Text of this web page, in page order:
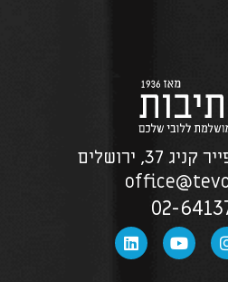
37, ירושלים
02-